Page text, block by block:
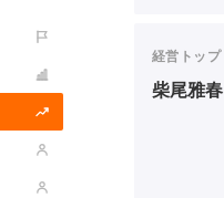
経営トップ
柴尾雅春